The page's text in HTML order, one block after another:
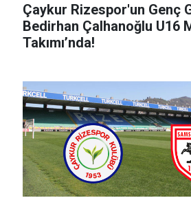
Çaykur Rizespor'un Genç
Bedirhan Çalhanoğlu U16
Takımı’nda!